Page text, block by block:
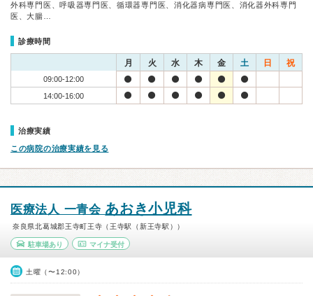
外科専門医、呼吸器専門医、循環器専門医、消化器病専門医、消化器外科専門
医、大腸…
診療時間
月 火 水 木 金 土 日 祝
09:00-12:00
14:00-16:00
治療実績
この病院の治療実績を見る
医療法人 一青会 あおき小児科
奈良県北葛城郡王寺町王寺（王寺駅（新王寺駅））
駐車場あり マイナ受付
土曜（〜12:00）